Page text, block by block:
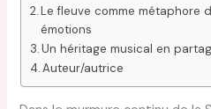
Le fleuve comme métaphore
émotions
Un héritage musical en
Auteur/autrice